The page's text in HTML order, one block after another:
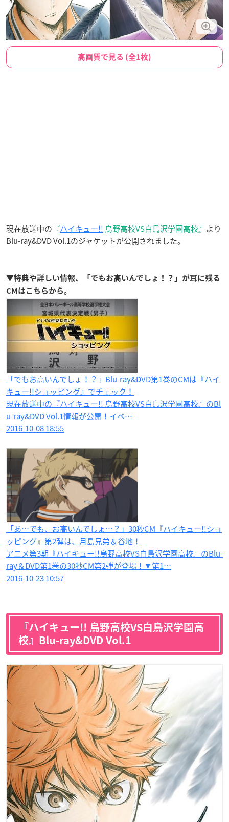
高画質で見る (全1枚)
現在放送中の 『ハイキュー!! 烏野高校VS白鳥沢学園高校』 より
Blu-ray&DVD Vol.1のジャケットが公開されました。
▼特典や詳しい情報、「でもお高いんでしょ！？」が耳に残る
CMはこちらから。
「でもお高いんでしょ！？」Blu-ray&DVD第1巻のCMは『ハイ
キュー!!ショッピング』でチェック！
現在放送中の『ハイキュー!! 烏野高校VS白鳥沢学園高校』のBl
u-ray&DVD Vol.1情報が公開！イベ…
2016-10-08 18:55
「あ…でも、お高いんでしょ…？」30秒CM『ハイキュー!!ショ
ッピング』第2弾は、月島兄弟＆谷地！
アニメ第3期『ハイキュー!!烏野高校VS白鳥沢学園高校』のBlu-
ray＆DVD第1巻の30秒CM第2弾が登場！▼第1…
2016-10-23 10:57
『ハイキュー!! 烏野高校VS白鳥沢学園高
校』Blu-ray&DVD Vol.1